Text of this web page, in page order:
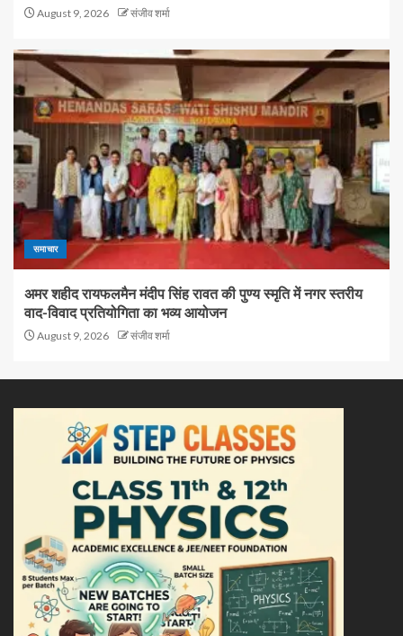
August 9, 2026 संजीव शर्मा
समाचार
अमर शहीद रायफलमैन मंदीप सिंह रावत की पुण्य स्मृति में नगर स्तरीय
वाद-विवाद प्रतियोगिता का भव्य आयोजन
August 9, 2026 संजीव शर्मा